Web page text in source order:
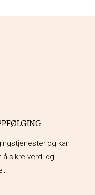
og kan
sikre verdi og